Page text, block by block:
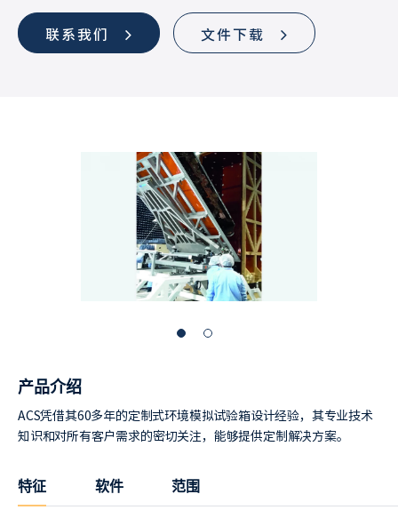
联系我们 文件下载
产品介绍
ACS凭借其60多年的定制式环境模拟试验箱设计经验，其专业技术
知识和对所有客户需求的密切关注，能够提供定制解决方案。
特征 软件 范围